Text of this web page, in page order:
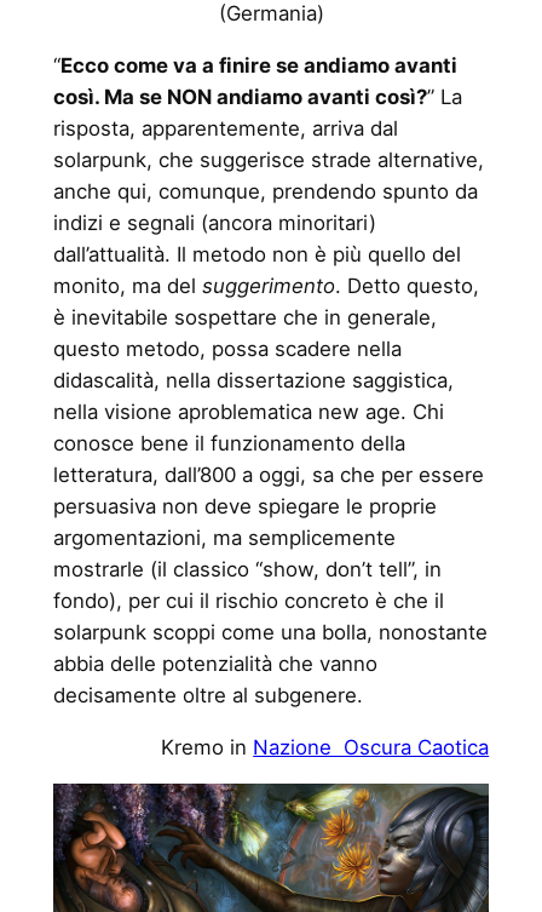
(Germania)
“Ecco come va a finire se andiamo avanti
così. Ma se NON andiamo avanti così?” La
risposta, apparentemente, arriva dal
solarpunk, che suggerisce strade alternative,
anche qui, comunque, prendendo spunto da
indizi e segnali (ancora minoritari)
dall’attualità. Il metodo non è più quello del
monito, ma del suggerimento. Detto questo,
è inevitabile sospettare che in generale,
questo metodo, possa scadere nella
didascalità, nella dissertazione saggistica,
nella visione aproblematica new age. Chi
conosce bene il funzionamento della
letteratura, dall’800 a oggi, sa che per essere
persuasiva non deve spiegare le proprie
argomentazioni, ma semplicemente
mostrarle (il classico “show, don’t tell”, in
fondo), per cui il rischio concreto è che il
solarpunk scoppi come una bolla, nonostante
abbia delle potenzialità che vanno
decisamente oltre al subgenere.
Kremo in Nazione Oscura Caotica